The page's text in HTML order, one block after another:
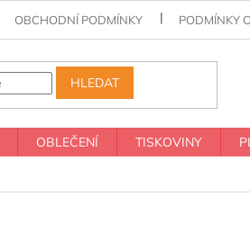
OBCHODNÍ PODMÍNKY PODMÍNKY
HLEDAT
OBLEČENÍ TISKOVINY